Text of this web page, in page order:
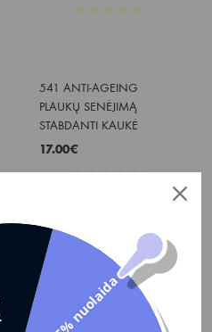
★ ★ ★ ★ ★
541 ANTI-AGEING
PLAUKŲ SENĖJIMĄ
STABDANTI KAUKĖ
17.00€
★★★★★
SUBLIMIS EMULSIJA
DEHIDRATUOTIEMS
€
5% nuolaida